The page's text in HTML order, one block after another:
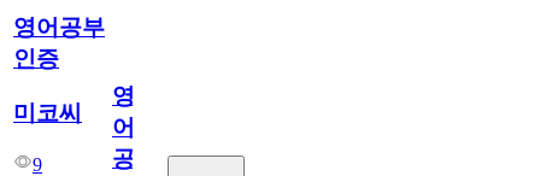
영어공부
인증
미코씨
9
영
어
공